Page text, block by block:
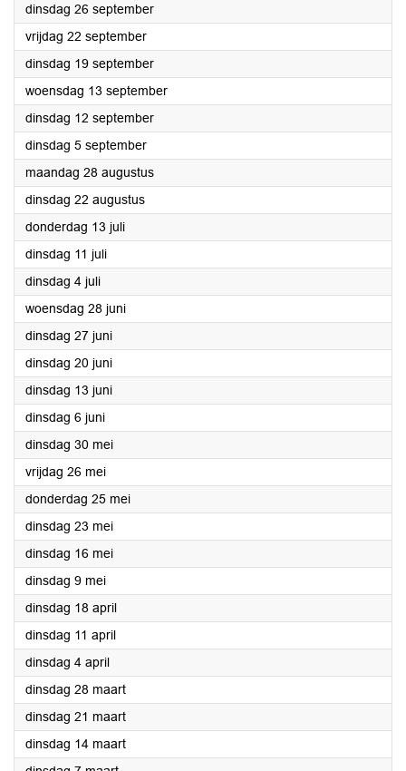
dinsdag 26 september2023
vrijdag 22 september2023
dinsdag 19 september2023
woensdag 13 september2023
dinsdag 12 september2023
dinsdag 5 september2023
maandag 28 augustus2023
dinsdag 22 augustus2023
donderdag 13 juli2023
dinsdag 11 juli2023
dinsdag 4 juli2023
woensdag 28 juni2023
dinsdag 27 juni2023
dinsdag 20 juni2023
dinsdag 13 juni2023
dinsdag 6 juni2023
dinsdag 30 mei2023
vrijdag 26 mei2023
donderdag 25 mei2023
dinsdag 23 mei2023
dinsdag 16 mei2023
dinsdag 9 mei2023
dinsdag 18 april2023
dinsdag 11 april2023
dinsdag 4 april2023
dinsdag 28 maart2023
dinsdag 21 maart2023
dinsdag 14 maart2023